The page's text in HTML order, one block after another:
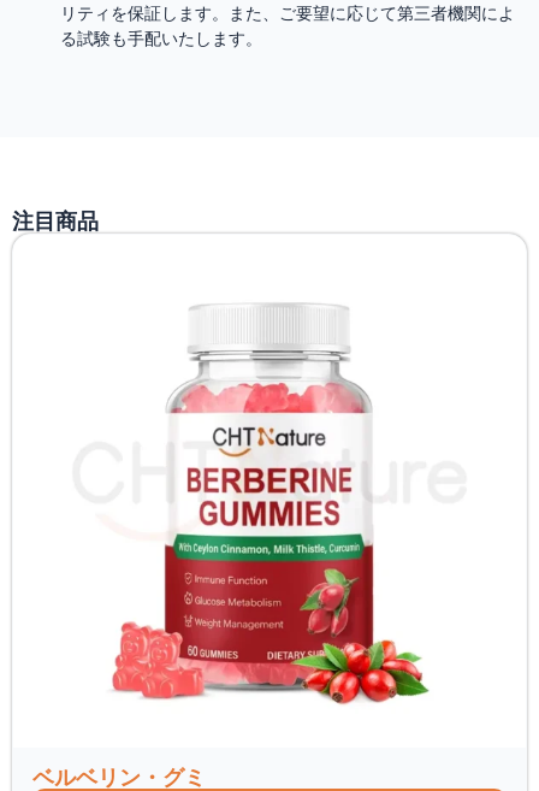
リティを保証します。また、ご要望に応じて第三者機関によ
る試験も手配いたします。
注目商品
ベルベリン・グミ